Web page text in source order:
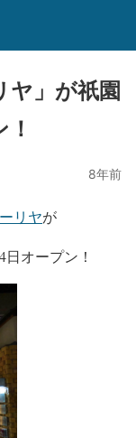
」が祇園
8年前
リヤが
オープン！